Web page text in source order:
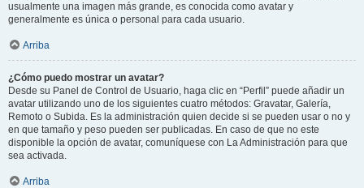
usualmente una imagen más grande, es conocida como avatar y
generalmente es única o personal para cada usuario.
Arriba
¿Cómo puedo mostrar un avatar?
Desde su Panel de Control de Usuario, haga clic en “Perfil” puede añadir un
avatar utilizando uno de los siguientes cuatro métodos: Gravatar, Galería,
Remoto o Subida. Es la administración quien decide si se pueden usar o no y
en que tamaño y peso pueden ser publicadas. En caso de que no este
disponible la opción de avatar, comuníquese con La Administración para que
sea activada.
Arriba